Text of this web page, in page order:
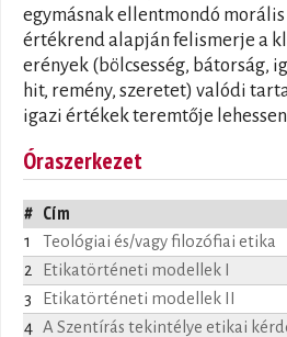
egymásnak ellentmondó
értékrend alapján felismerje a
erények (bölcsesség, bátorság,
hit, remény, szeretet) valódi
igazi értékek teremtője
Óraszerkezet
# Cím
1
Teológiai és/vagy filozófiai etika
2
Etikatörténeti modellek I
3
Etikatörténeti modellek II
4 A Szentírás tekintélye etikai